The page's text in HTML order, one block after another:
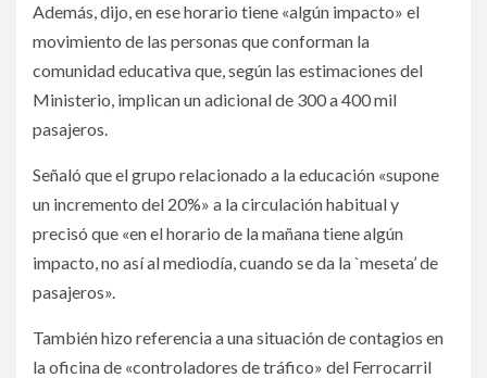
Además, dijo, en ese horario tiene «algún impacto» el
movimiento de las personas que conforman la
comunidad educativa que, según las estimaciones del
Ministerio, implican un adicional de 300 a 400 mil
pasajeros.­
Señaló que el grupo relacionado a la educación «supone
un incremento del 20%» a la circulación habitual y
precisó que «en el horario de la mañana tiene algún
impacto, no así al mediodía, cuando se da la `meseta’ de
pasajeros».­
También hizo referencia a una situación de contagios en
la oficina de «controladores de tráfico» del Ferrocarril